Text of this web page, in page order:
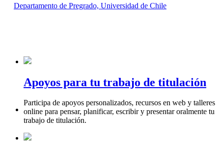
Apoyos para tu trabajo de titulación
Participa de apoyos personalizados, recursos en web y talleres
online para pensar, planificar, escribir y presentar oralmente tu
trabajo de titulación.